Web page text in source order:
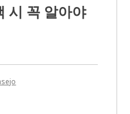
시 꼭 알아야